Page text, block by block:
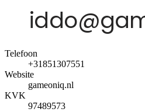
Telefoon
+31851307551
Website
gameoniq.nl
KVK
97489573